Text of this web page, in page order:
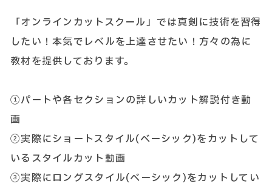
「オンラインカットスクール」では真剣に技術を習得
したい！本気でレベルを上達させたい！方々の為に
教材を提供しております。
①パートや各セクションの詳しいカット解説付き動
画
②実際にショートスタイル(ベーシック)をカットして
いるスタイルカット動画
③実際にロングスタイル(ベーシック)をカットしてい